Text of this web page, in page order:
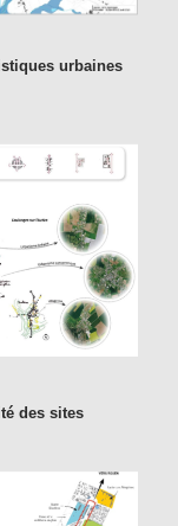
urbaines
des sites